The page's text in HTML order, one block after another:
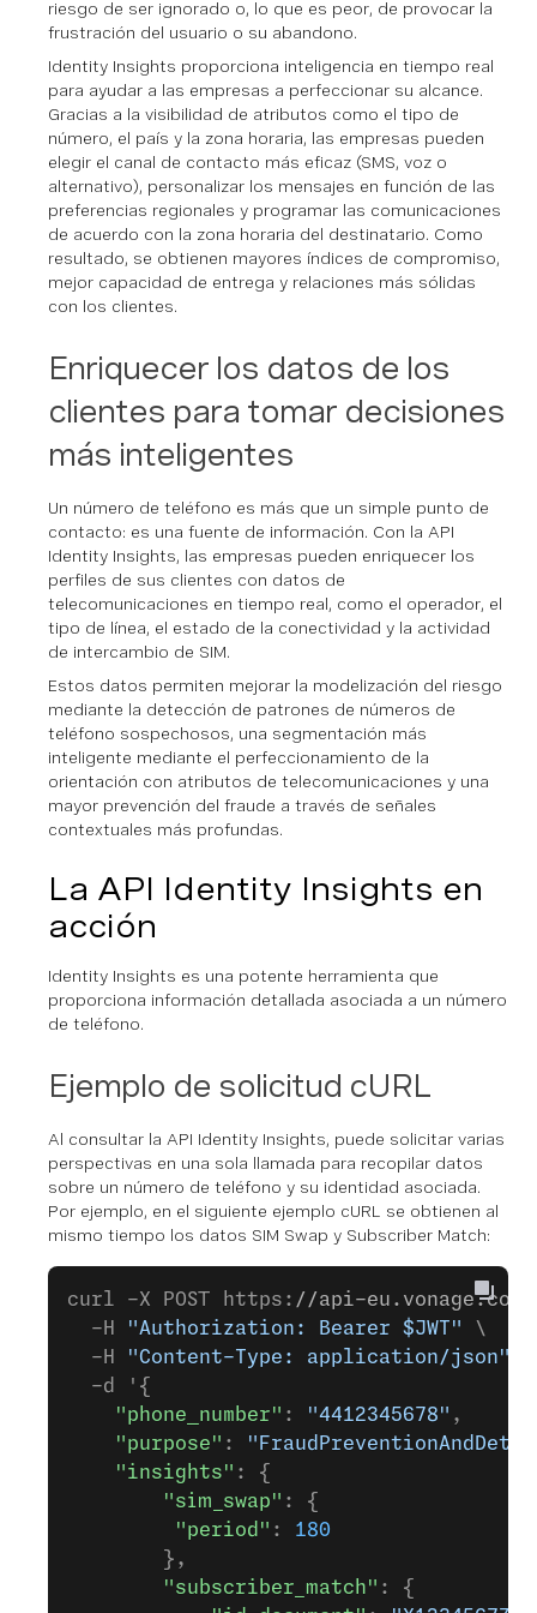
riesgo de ser ignorado o, lo que es peor, de provocar la
frustración del usuario o su abandono.
Identity Insights proporciona inteligencia en tiempo real
para ayudar a las empresas a perfeccionar su alcance.
Gracias a la visibilidad de atributos como el tipo de
número, el país y la zona horaria, las empresas pueden
elegir el canal de contacto más eficaz (SMS, voz o
alternativo), personalizar los mensajes en función de las
preferencias regionales y programar las comunicaciones
de acuerdo con la zona horaria del destinatario. Como
resultado, se obtienen mayores índices de compromiso,
mejor capacidad de entrega y relaciones más sólidas
con los clientes.
Enriquecer los datos de los
clientes para tomar decisiones
más inteligentes
Un número de teléfono es más que un simple punto de
contacto: es una fuente de información. Con la API
Identity Insights, las empresas pueden enriquecer los
perfiles de sus clientes con datos de
telecomunicaciones en tiempo real, como el operador, el
tipo de línea, el estado de la conectividad y la actividad
de intercambio de SIM.
Estos datos permiten mejorar la modelización del riesgo
mediante la detección de patrones de números de
teléfono sospechosos, una segmentación más
inteligente mediante el perfeccionamiento de la
orientación con atributos de telecomunicaciones y una
mayor prevención del fraude a través de señales
contextuales más profundas.
La API Identity Insights en
acción
Identity Insights es una potente herramienta que
proporciona información detallada asociada a un número
de teléfono.
Ejemplo de solicitud cURL
Al consultar la API Identity Insights, puede solicitar varias
perspectivas en una sola llamada para recopilar datos
sobre un número de teléfono y su identidad asociada.
Por ejemplo, en el siguiente ejemplo cURL se obtienen al
mismo tiempo los datos SIM Swap y Subscriber Match:
curl -X POST https: //api-
  -H
"Authorization: Bearer $JWT"
\
  -H
"Content-Type: application/json"
  -d '{
    "phone_number"
: "4412345678" ,
    "purpose"
:
    "insights"
: {
        "sim_swap"
: {
         "period"
: 180
        },
        "subscriber_match"
: {